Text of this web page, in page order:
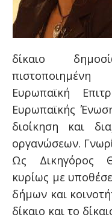
δίκαιο
Ευρωπαϊκή
Ευρωπαϊκής
διοίκηση και
οργανώσεων.
Ως Δικηγόρος
κυρίως με
δήμων και
δίκαιο και το